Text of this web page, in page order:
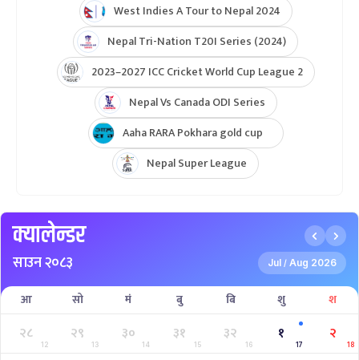
West Indies A Tour to Nepal 2024
Nepal Tri-Nation T20I Series (2024)
2023–2027 ICC Cricket World Cup League 2
Nepal Vs Canada ODI Series
Aaha RARA Pokhara gold cup
Nepal Super League
क्यालेन्डर
साउन २०८३ Jul / Aug 2026
आ सो मं बु बि शु श
२८
12
२९
13
३०
14
३१
15
३२
16
१
17
२
18